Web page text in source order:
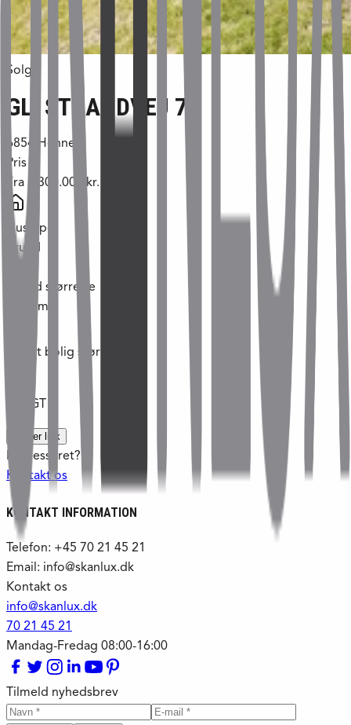
Solgt
GL. STRANDVEJ 74
6854
Henne
Pris
Fra 1.300.000 kr.
Hustype
grund
Grund størrelse
m²
Tilladt bolig størrelse
SOLGT
Kopier link
Interesseret?
Kontakt os
KONTAKT INFORMATION
Telefon: +45 70 21 45 21
Email: info@skanlux.dk
Kontakt os
info@skanlux.dk
70 21 45 21
Mandag-Fredag 08:00-16:00
Tilmeld nyhedsbrev